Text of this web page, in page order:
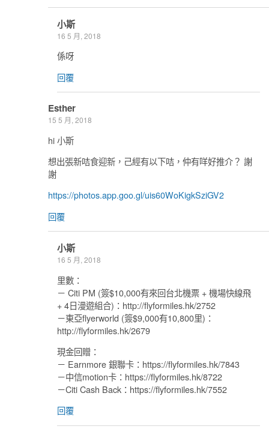
小斯
16 5 月, 2018
係呀
回覆
Esther
15 5 月, 2018
hi 小斯
想出張新咭食迎新，己經有以下咭，仲有咩好推介？ 謝
謝
https://photos.app.goo.gl/uis60WoKigkSziGV2
回覆
小斯
16 5 月, 2018
里數：
－ Citi PM (簽$10,000有來回台北機票 + 機場快線飛
+ 4日漫遊組合)：http://flyformiles.hk/2752
－東亞flyerworld (簽$9,000有10,800里)：
http://flyformiles.hk/2679
現金回贈：
－ Earnmore 銀聯卡：https://flyformiles.hk/7843
－中信motion卡：https://flyformiles.hk/8722
－Citi Cash Back：https://flyformiles.hk/7552
回覆